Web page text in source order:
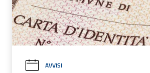
AVVISI